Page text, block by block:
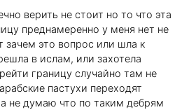
верить не стоит но то что эта
преднамеренно у меня нет не
зачем это вопрос или шла к
в ислам, или захотела
границу случайно там не
пастухи переходят
не думаю что по таким дебрям